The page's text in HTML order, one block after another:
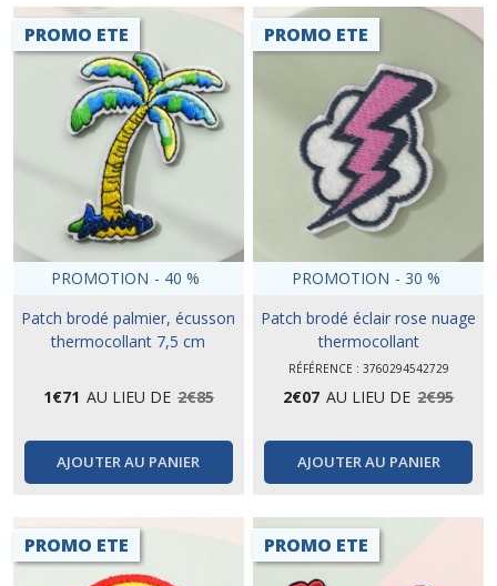
PROMO ETE
PROMOTION - 40 %
Patch brodé palmier, écusson
thermocollant 7,5 cm
1€71 AU LIEU DE 2€85
AJOUTER AU PANIER
PROMO ETE
PROMOTION - 30 %
Patch brodé éclair rose nuage
thermocollant
RÉFÉRENCE : 3760294542729
2€07 AU LIEU DE 2€95
AJOUTER AU PANIER
PROMO ETE PROMO ETE